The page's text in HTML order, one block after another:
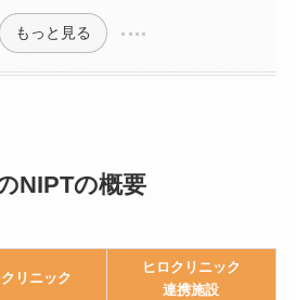
もっと見る
NIPTの概要
リニック
ヒロクリニック
連携施設